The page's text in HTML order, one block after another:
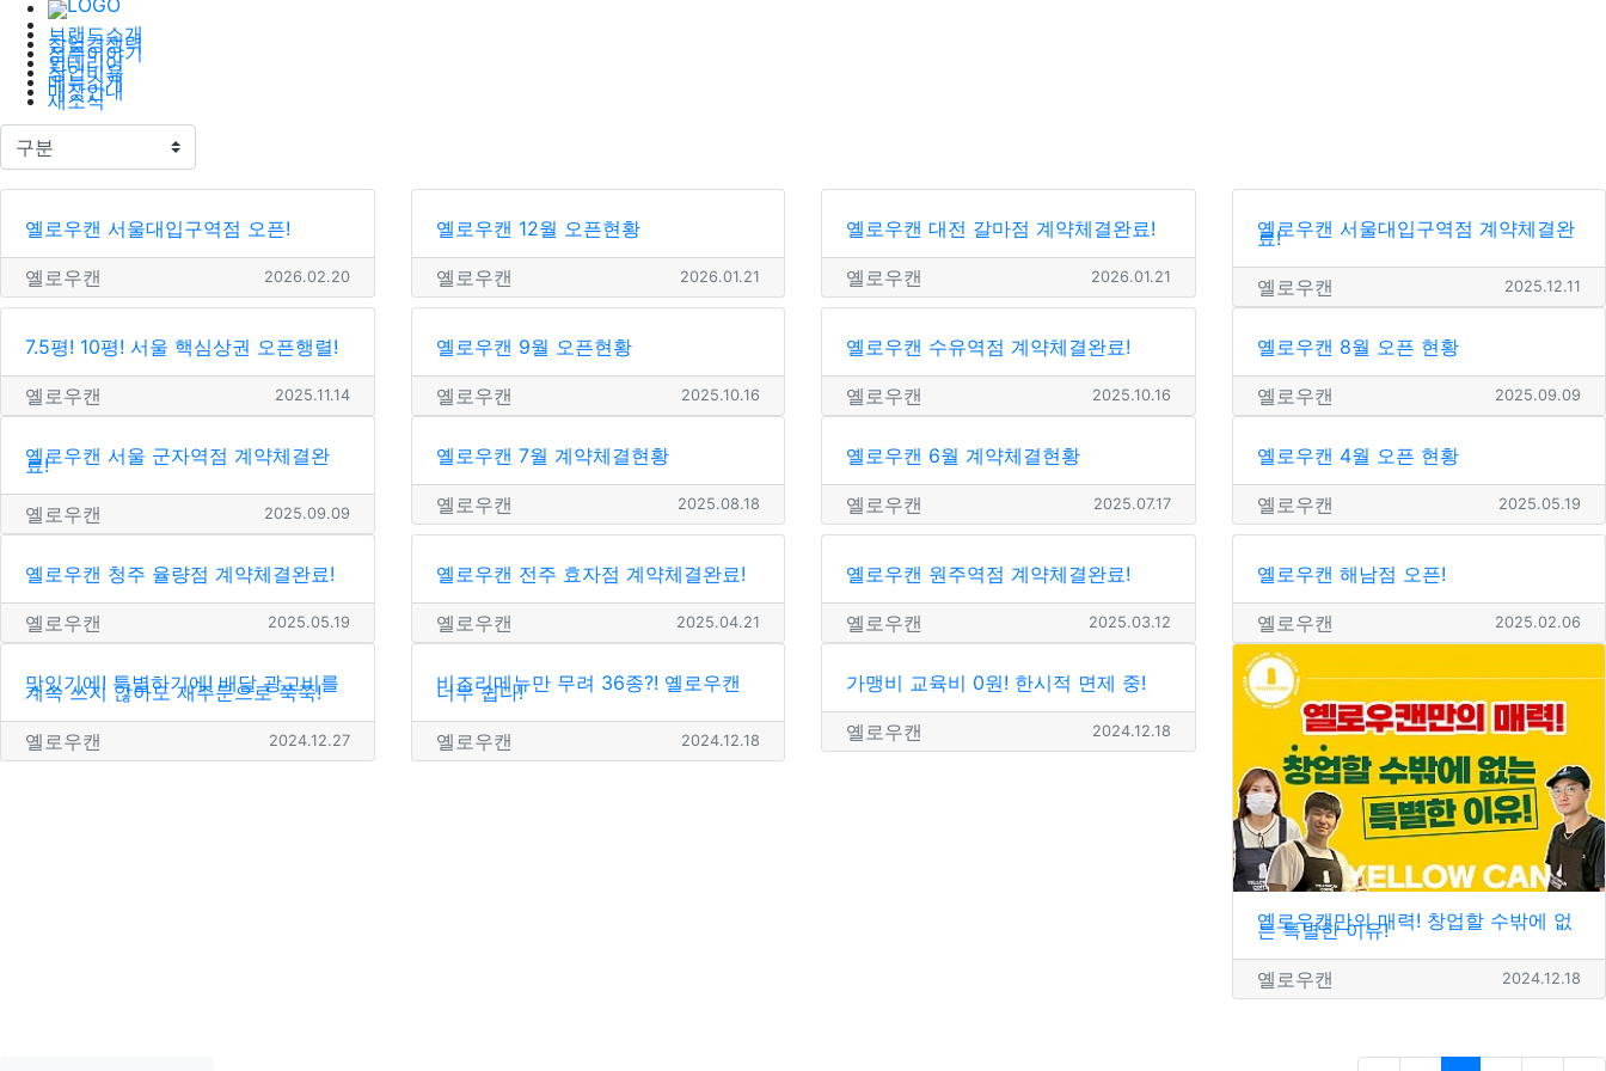
브랜드소개
창업경쟁력
점주이야기
인테리어
창업비용
메뉴소개
매장안내
새소식
옐로우캔 서울대입구역점 오픈!
옐로우캔 2026.02.20
옐로우캔 12월 오픈현황
옐로우캔 2026.01.21
옐로우캔 대전 갈마점 계약체결완료!
옐로우캔 2026.01.21
옐로우캔 서울대입구역점 계약체결완
료!
옐로우캔 2025.12.11
7.5평! 10평! 서울 핵심상권 오픈행렬!
옐로우캔 2025.11.14
옐로우캔 9월 오픈현황
옐로우캔 2025.10.16
옐로우캔 수유역점 계약체결완료!
옐로우캔 2025.10.16
옐로우캔 8월 오픈 현황
옐로우캔 2025.09.09
옐로우캔 서울 군자역점 계약체결완
료!
옐로우캔 2025.09.09
옐로우캔 7월 계약체결현황
옐로우캔 2025.08.18
옐로우캔 6월 계약체결현황
옐로우캔 2025.07.17
옐로우캔 4월 오픈 현황
옐로우캔 2025.05.19
옐로우캔 청주 율량점 계약체결완료!
옐로우캔 2025.05.19
옐로우캔 전주 효자점 계약체결완료!
옐로우캔 2025.04.21
옐로우캔 원주역점 계약체결완료!
옐로우캔 2025.03.12
옐로우캔 해남점 오픈!
옐로우캔 2025.02.06
맛있기에! 특별하기에! 배달 광고비를
계속 쓰지 않아도 재주문으로 쭉쭉!
옐로우캔 2024.12.27
비조리메뉴만 무려 36종?! 옐로우캔
너무 쉽다!
옐로우캔 2024.12.18
가맹비 교육비 0원! 한시적 면제 중!
옐로우캔 2024.12.18
옐로우캔만의 매력! 창업할 수밖에 없
는 특별한 이유!
옐로우캔 2024.12.18